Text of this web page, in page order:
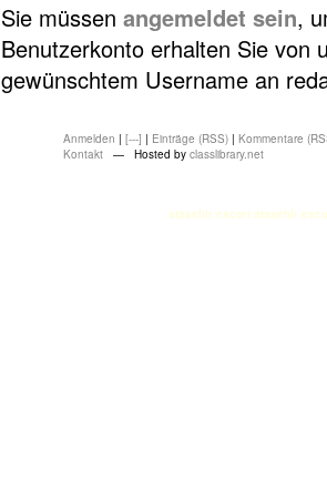
Sie müssen angemeldet sein,
Benutzerkonto erhalten Sie von
gewünschtem Username an
Anmelden | [---] | Einträge (RSS) | Kommentare
Kontakt — Hosted by classlibrary.net
atasehir escort atasehir